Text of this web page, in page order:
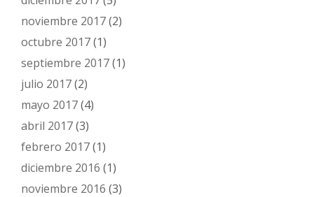
noviembre 2017(2)
octubre 2017(1)
septiembre 2017(1)
julio 2017(2)
mayo 2017(4)
abril 2017(3)
febrero 2017(1)
diciembre 2016 (1)
noviembre 2016 (3)